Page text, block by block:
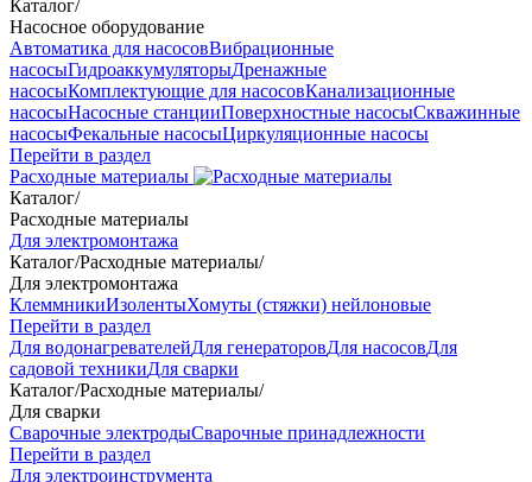
Каталог/
Насосное оборудование
Автоматика для насосовВибрационные
насосыГидроаккумуляторыДренажные
насосыКомплектующие для насосовКанализационные
насосыНасосные станцииПоверхностные насосыСкважинные
насосыФекальные насосыЦиркуляционные насосы
Перейти в раздел
Расходные материалы
Каталог/
Расходные материалы
Для электромонтажа
Каталог/Расходные материалы/
Для электромонтажа
КлеммникиИзолентыХомуты (стяжки) нейлоновые
Перейти в раздел
Для водонагревателейДля генераторовДля насосовДля
садовой техникиДля сварки
Каталог/Расходные материалы/
Для сварки
Сварочные электродыСварочные принадлежности
Перейти в раздел
Для электроинструмента